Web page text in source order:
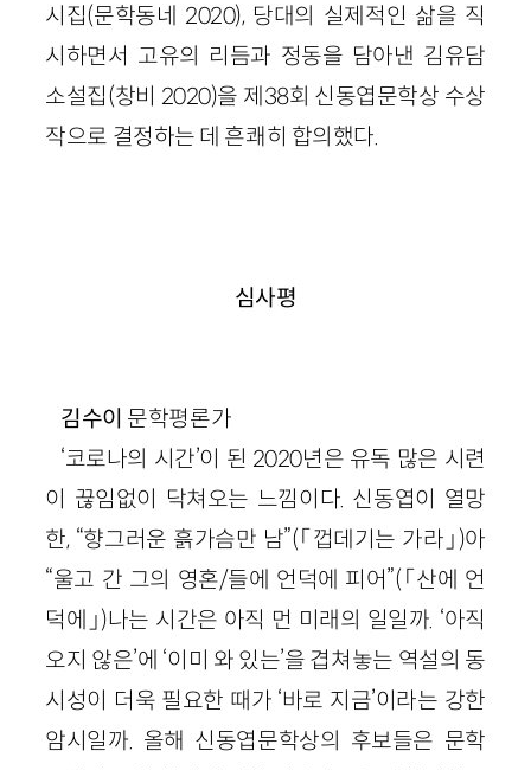
시집(문학동네 2020), 당대의 실제적인 삶을 직
시하면서 고유의 리듬과 정동을 담아낸 김유담
소설집(창비 2020)을 제38회 신동엽문학상 수상
작으로 결정하는 데 흔쾌히 합의했다.
심사평
김수이 문학평론가
‘코로나의 시간’이 된 2020년은 유독 많은 시련
이 끊임없이 닥쳐오는 느낌이다. 신동엽이 열망
한, “향그러운 흙가슴만 남”(「껍데기는 가라」)아
“울고 간 그의 영혼/들에 언덕에 피어”(「산에 언
덕에」)나는 시간은 아직 먼 미래의 일일까. ‘아직
오지 않은’에 ‘이미 와 있는’을 겹쳐놓는 역설의 동
시성이 더욱 필요한 때가 ‘바로 지금’이라는 강한
암시일까. 올해 신동엽문학상의 후보들은 문학